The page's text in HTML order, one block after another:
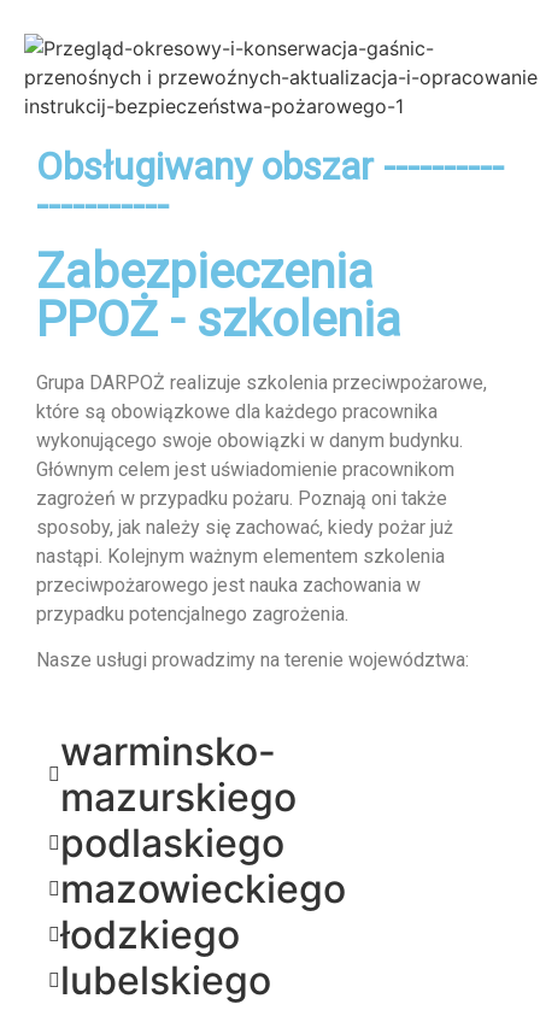
Obsługiwany obszar ----------
-----------
Zabezpieczenia
PPOŻ - szkolenia
Grupa DARPOŻ realizuje szkolenia przeciwpożarowe,
które są obowiązkowe dla każdego pracownika
wykonującego swoje obowiązki w danym budynku.
Głównym celem jest uświadomienie pracownikom
zagrożeń w przypadku pożaru. Poznają oni także
sposoby, jak należy się zachować, kiedy pożar już
nastąpi. Kolejnym ważnym elementem szkolenia
przeciwpożarowego jest nauka zachowania w
przypadku potencjalnego zagrożenia.
Nasze usługi prowadzimy na terenie województwa:
warminsko-
mazurskiego
podlaskiego
mazowieckiego
łodzkiego
lubelskiego